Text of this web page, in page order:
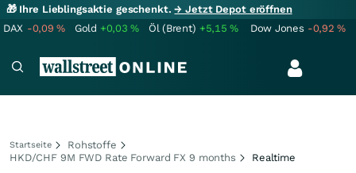
🎁 Ihre Lieblingsaktie geschenkt.→ Jetzt Depot eröffnen
DAX -0,09% Gold +0,03% Öl (Brent) +5,15% Dow Jones -0,92%
Startseite
Rohstoffe
HKD/CHF 9M FWD Rate Forward FX 9 months
Realtime